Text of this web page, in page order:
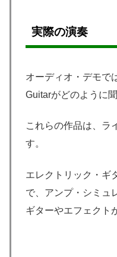
実際の演奏
オーディオ・デモで
Guitarがどのように
これらの作品は、ラ
す。
エレクトリック・ギ
で、アンプ・シミュ
ギターやエフェクト